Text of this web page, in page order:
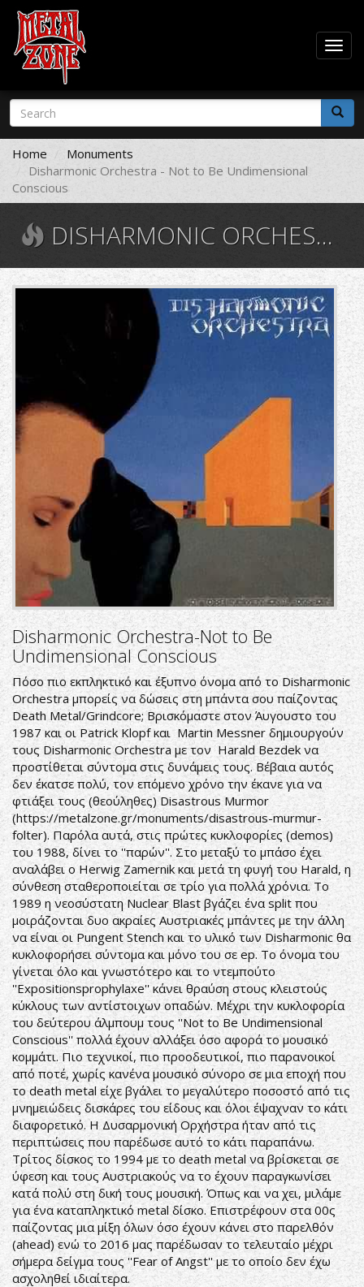
Skip
main
content
Search
form
Search
Home
Monuments
Disharmonic Orchestra - Not to Be Undimensional
Conscious
DISHARMONIC ORCHESTRA - NOT TO BE UNDIMENSIONAL CONSCIOUS
9432.jpg
Disharmonic Orchestra-Not to Be
Undimensional Conscious
Πόσο πιο εκπληκτικό και έξυπνο όνομα από το Disharmonic
Orchestra μπορείς να δώσεις στη μπάντα σου παίζοντας
Death Metal/Grindcore; Βρισκόμαστε στον Άυγουστο του
1987 και οι Patrick Klopf και Martin Messner δημιουργούν
τους Disharmonic Orchestra με τον Harald Bezdek να
προστίθεται σύντομα στις δυνάμεις τους. Βέβαια αυτός
δεν έκατσε πολύ, τον επόμενο χρόνο την έκανε για να
φτιάξει τους (θεούληθες) Disastrous Murmor
(https://metalzone.gr/monuments/disastrous-murmur-
folter). Παρόλα αυτά, στις πρώτες κυκλοφορίες (demos)
του 1988, δίνει το ''παρών''. Στο μεταξύ το μπάσο έχει
αναλάβει ο Herwig Zamernik και μετά τη φυγή του Harald, η
σύνθεση σταθεροποιείται σε τρίο για πολλά χρόνια. Το
1989 η νεοσύστατη Nuclear Blast βγάζει ένα split που
μοιράζονται δυο ακραίες Αυστριακές μπάντες με την άλλη
να είναι οι Pungent Stench και το υλικό των Disharmonic θα
κυκλοφορήσει σύντομα και μόνο του σε ep. Το όνομα του
γίνεται όλο και γνωστότερο και το ντεμπούτο
''Expositionsprophylaxe'' κάνει θραύση στους κλειστούς
κύκλους των αντίστοιχων οπαδών. Μέχρι την κυκλοφορία
του δεύτερου άλμπουμ τους ''Not to Be Undimensional
Conscious'' πολλά έχουν αλλάξει όσο αφορά το μουσικό
κομμάτι. Πιο τεχνικοί, πιο προοδευτικοί, πιο παρανοικοί
από ποτέ, χωρίς κανένα μουσικό σύνορο σε μια εποχή που
το death metal είχε βγάλει το μεγαλύτερο ποσοστό από τις
μνημειώδεις δισκάρες του είδους και όλοι έψαχναν το κάτι
διαφορετικό. Η Δυσαρμονική Ορχήστρα ήταν από τις
περιπτώσεις που παρέδωσε αυτό το κάτι παραπάνω.
Τρίτος δίσκος το 1994 με το death metal να βρίσκεται σε
ύφεση και τους Αυστριακούς να το έχουν παραγκωνίσει
κατά πολύ στη δική τους μουσική. Όπως και να χει, μιλάμε
για ένα καταπληκτικό metal δίσκο. Επιστρέφουν στα 00ς
παίζοντας μια μίξη όλων όσο έχουν κάνει στο παρελθόν
(ahead) ενώ το 2016 μας παρέδωσαν το τελευταίο μέχρι
σήμερα δείγμα τους ''Fear of Angst'' με το οποίο δεν έχω
ασχοληθεί ιδιαίτερα.